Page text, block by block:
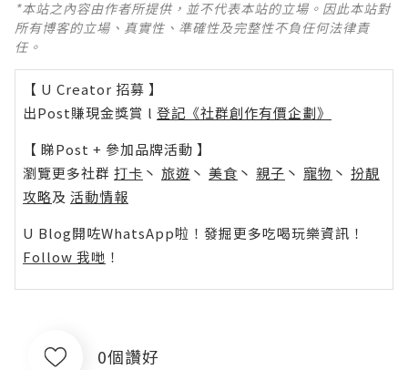
*本站之內容由作者所提供，並不代表本站的立場。因此本站對
所有博客的立場、真實性、準確性及完整性不負任何法律責
任。
【 U Creator 招募 】
出Post賺現金獎賞 l 登記《社群創作有價企劃》
【 睇Post + 參加品牌活動 】
瀏覽更多社群 打卡 丶 旅遊 丶 美食 丶 親子 丶 寵物 丶 扮靚
攻略及 活動情報
U Blog開咗WhatsApp啦！發掘更多吃喝玩樂資訊！
Follow 我哋 ！
0個讚好